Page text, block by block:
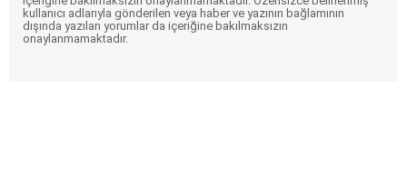
kullanıcı adlarıyla gönderilen veya haber ve yazının bağlamının
dışında yazılan yorumlar da içeriğine bakılmaksızın
onaylanmamaktadır.